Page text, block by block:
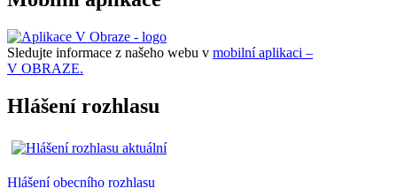
Sledujte informace z našeho webu v mobilní aplikaci –
V OBRAZE.
Hlášení rozhlasu
Hlášení obecního rozhlasu